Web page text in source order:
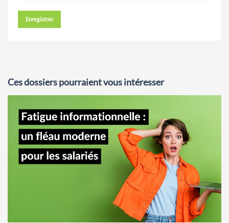
Enregistrer
Ces dossiers pourraient vous intéresser